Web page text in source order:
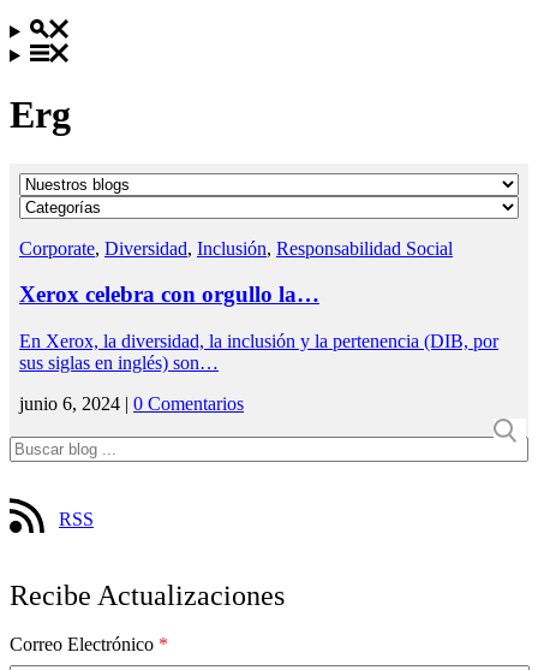
Erg
Corporate, Diversidad, Inclusión, Responsabilidad Social
Xerox celebra con orgullo la…
En Xerox, la diversidad, la inclusión y la pertenencia (DIB, por
sus siglas en inglés) son…
junio 6, 2024 | 0 Comentarios
RSS
Recibe Actualizaciones
Correo Electrónico *